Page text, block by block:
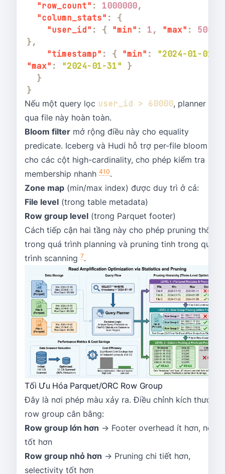
"row_count" : 1000000,
"column_stats" :
{
"user_id" : { "min" : 1, "max" :
50000
},
"timestamp" : { "min" : "2024-01-01"
"max" : "2024-01-31"
}
}
}
Nếu một query lọc user_id > 60000, planner bỏ
qua file này hoàn toàn.
Bloom filter mở rộng điều này cho equality
predicate. Iceberg và Hudi hỗ trợ per-file bloom
cho các cột high-cardinality, cho phép kiểm tra
membership nhanh 410.
Zone map (min/max index) được duy trì ở cả:
File level (trong table metadata)
Row group level (trong Parquet footer)
Cách tiếp cận hai tầng này cho phép pruning thô
trong quá trình planning và pruning tinh trong quá
trình scanning 7.
Tối Ưu Hóa Parquet/ORC Row Group
Đây là nơi phép màu xảy ra. Điều chỉnh kích thước
row group cân bằng:
Row group lớn hơn → Footer overhead ít hơn, nén
tốt hơn
Row group nhỏ hơn → Pruning chi tiết hơn,
selectivity tốt hơn